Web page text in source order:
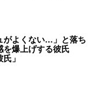
がよくない…」と落ち
爆上げする彼氏
」